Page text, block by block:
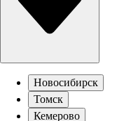
Новосибирск
Томск
Кемерово